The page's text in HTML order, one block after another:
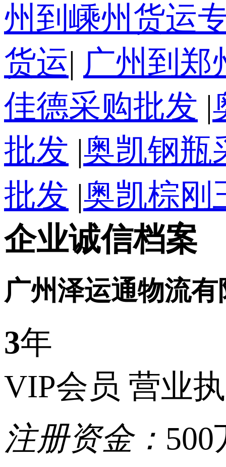
州到嵊州货运
货运| 广州到郑
佳德采购批发 |
批发 |奥凯钢瓶
批发 |奥凯棕刚
企业诚信档案
广州泽运通物流
3年
VIP会员 营业
注册资金： 500